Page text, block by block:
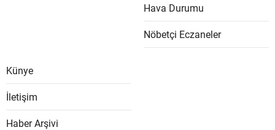
Hava Durumu
Nöbetçi Eczaneler
Künye
İletişim
Haber Arşivi